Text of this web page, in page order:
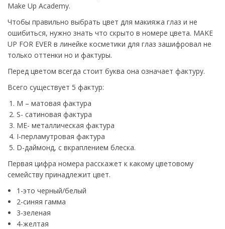
Make Up Academy.
Чтобы правильно выбрать цвет для макияжа глаз и не
ошибиться, нужно знать что скрыто в номере цвета. MAKE
UP FOR EVER в линейке косметики для глаз зашифровал не
только оттенки но и фактуры.
Перед цветом всегда стоит буква она означает фактуру.
Всего существует 5 фактур:
M – матовая фактура
S- сатиновая фактура
ME- металлическая фактура
I-перламутровая фактура
D-даймонд, с вкраплением блеска.
Первая цифра номера расскажет к какому цветовому
семейству принадлежит цвет.
1-это черный/белый
2-синяя гамма
3-зеленая
4-желтая